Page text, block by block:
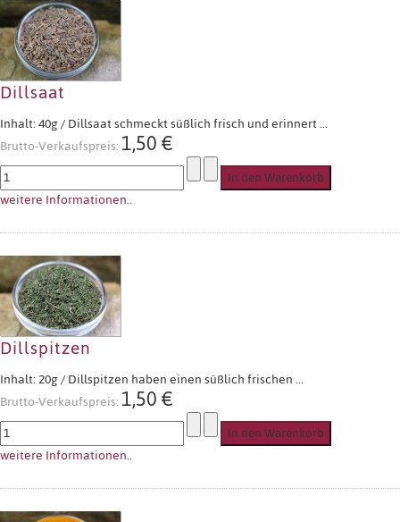
Dillsaat
Inhalt: 40g / Dillsaat schmeckt süßlich frisch und erinnert ...
Brutto-Verkaufspreis:1,50 €
weitere Informationen..
Dillspitzen
Inhalt: 20g / Dillspitzen haben einen süßlich frischen ...
Brutto-Verkaufspreis:1,50 €
weitere Informationen..